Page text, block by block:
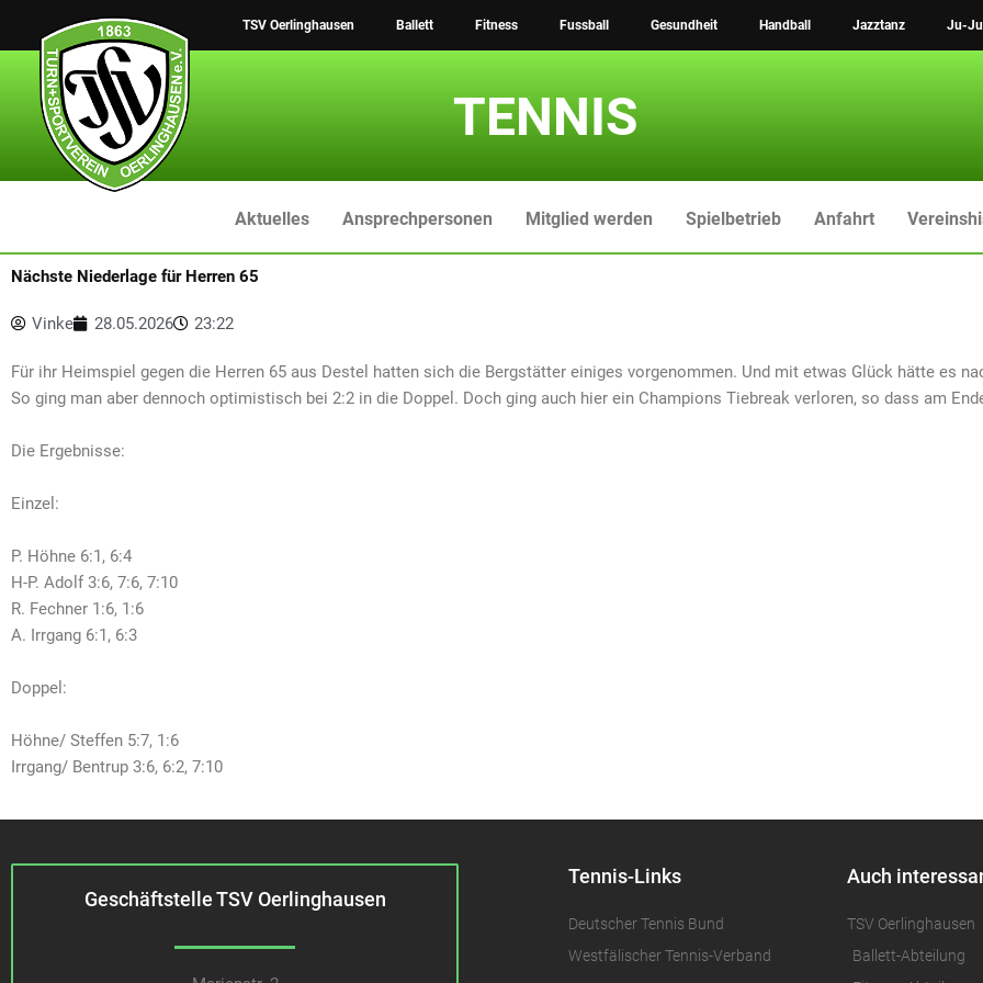
Inhalt
springen
TSV Oerlinghausen Ballett Fitness Fussball Gesundheit Handball Jazztanz Ju-
TENNIS
Aktuelles Ansprechpersonen Mitglied werden Spielbetrieb Anfahrt
Nächste Niederlage für Herren 65
Vinke 28.05.2026 23:22
Für ihr Heimspiel gegen die Herren 65 aus Destel hatten sich die Bergstätter einiges vorgenommen. Und mit etwas Glück hätte es
So ging man aber dennoch optimistisch bei 2:2 in die Doppel. Doch ging auch hier ein Champions Tiebreak verloren, so dass am
Die Ergebnisse:
Einzel:
P. Höhne 6:1, 6:4
H-P. Adolf 3:6, 7:6, 7:10
R. Fechner 1:6, 1:6
A. Irrgang 6:1, 6:3
Doppel:
Höhne/ Steffen 5:7, 1:6
Irrgang/ Bentrup 3:6, 6:2, 7:10
Geschäftstelle TSV Oerlinghausen
Tennis-Links
Deutscher Tennis Bund
Westfälischer Tennis-Verband
Auch
TSV Oerlinghausen
Ballett-Abteilung